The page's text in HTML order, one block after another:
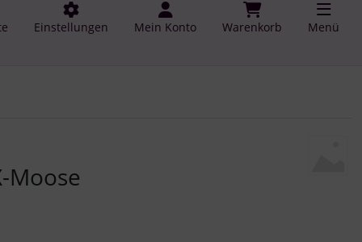
Einstellungen Mein Konto Warenkorb Menü
Moose
Zum Vergrößern klicken Sie auf das Bild.